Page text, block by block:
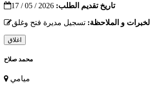
تاريخ تقديم الطلب:
الخبرات و الملاحظة: تسجيل مديرة فتح وغلق
اغلاق
محمد صلاح
ميامي